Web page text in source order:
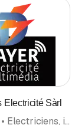
Electricité Sàrl
Électricien • Electriciens, installateurs • Télécommunication • Multimédia